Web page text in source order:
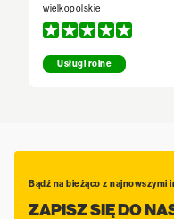
wielkopolskie
Usługi rolne
Bądź na bieżąco z najnowszymi
ZAPISZ SIĘ DO